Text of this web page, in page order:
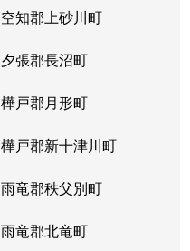
空知郡上砂川町
夕張郡長沼町
樺戸郡月形町
樺戸郡新十津川町
雨竜郡秩父別町
雨竜郡北竜町